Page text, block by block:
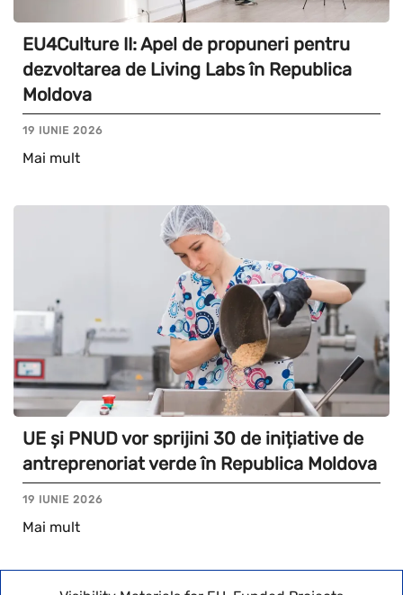
EU4Culture II: Apel de propuneri pentru
dezvoltarea de Living Labs în Republica
Moldova
19 IUNIE 2026
Mai mult
UE și PNUD vor sprijini 30 de inițiative de
antreprenoriat verde în Republica Moldova
19 IUNIE 2026
Mai mult